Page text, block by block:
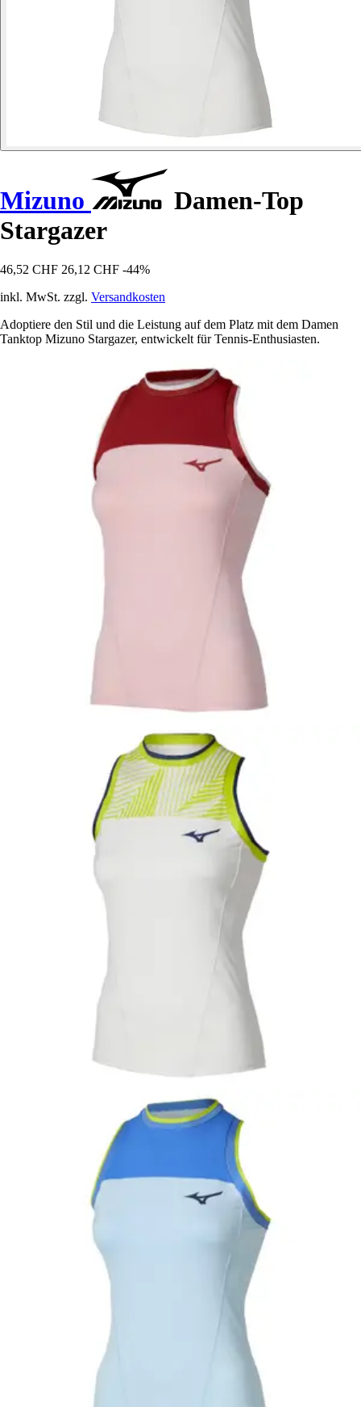
Mizuno
Damen-Top
Stargazer
46,52 CHF 26,12 CHF -44%
inkl. MwSt. zzgl. Versandkosten
Adoptiere den Stil und die Leistung auf dem Platz mit dem Damen
Tanktop Mizuno Stargazer, entwickelt für Tennis-Enthusiasten.